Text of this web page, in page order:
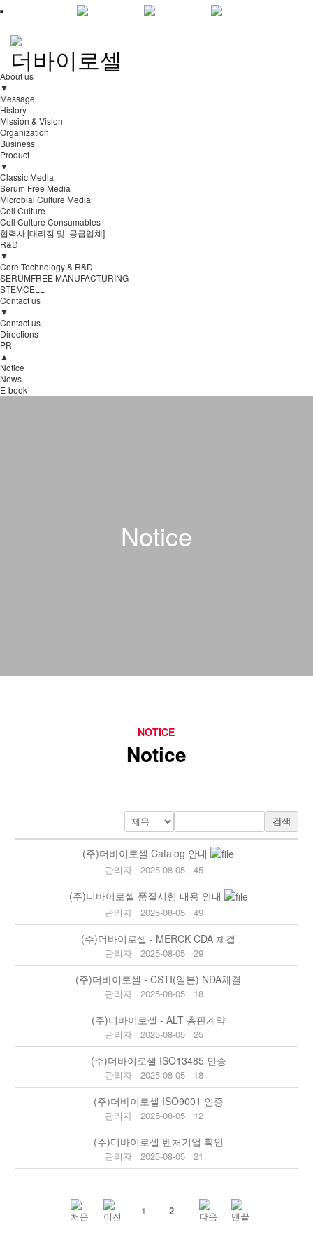
About us
▼
Message
History
Mission & Vision
Organization
Business
Product
▼
Classic Media
Serum Free Media
Microbial Culture Media
Cell Culture
Cell Culture Consumables
협력사 [대리점 및 공급업체]
R&D
▼
Core Technology & R&D
SERUMFREE MANUFACTURING
STEMCELL
Contact us
▼
Contact us
Directions
PR
▲
Notice
News
E-book
Notice
NOTICE
Notice
검색
(주)더바이로셀 Catalog 안내
관리자 2025-08-05 45
(주)더바이로셀 품질시험 내용 안내
관리자 2025-08-05 49
(주)더바이로셀 - MERCK CDA 체결
관리자 2025-08-05 29
(주)더바이로셀 - CSTI(일본) NDA체결
관리자 2025-08-05 18
(주)더바이로셀 - ALT 총판계약
관리자 2025-08-05 25
(주)더바이로셀 ISO13485 인증
관리자 2025-08-05 18
(주)더바이로셀 ISO9001 인증
관리자 2025-08-05 12
(주)더바이로셀 벤처기업 확인
관리자 2025-08-05 21
1 2